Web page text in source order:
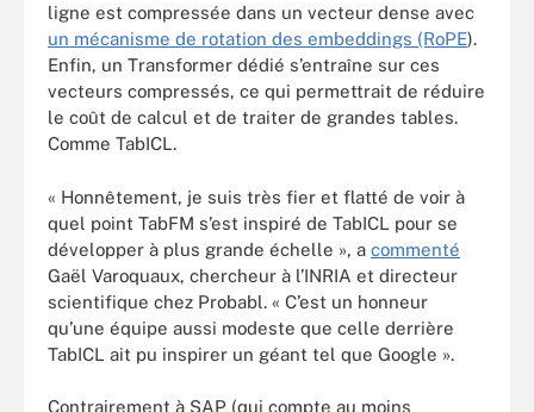
ligne est compressée dans un vecteur dense avec
un mécanisme de rotation des embeddings (RoPE).
Enfin, un Transformer dédié s’entraîne sur ces
vecteurs compressés, ce qui permettrait de réduire
le coût de calcul et de traiter de grandes tables.
Comme TabICL.
« Honnêtement, je suis très fier et flatté de voir à
quel point TabFM s’est inspiré de TabICL pour se
développer à plus grande échelle », a commenté
Gaël Varoquaux, chercheur à l’INRIA et directeur
scientifique chez Probabl. « C’est un honneur
qu’une équipe aussi modeste que celle derrière
TabICL ait pu inspirer un géant tel que Google ».
Contrairement à SAP (qui compte au moins